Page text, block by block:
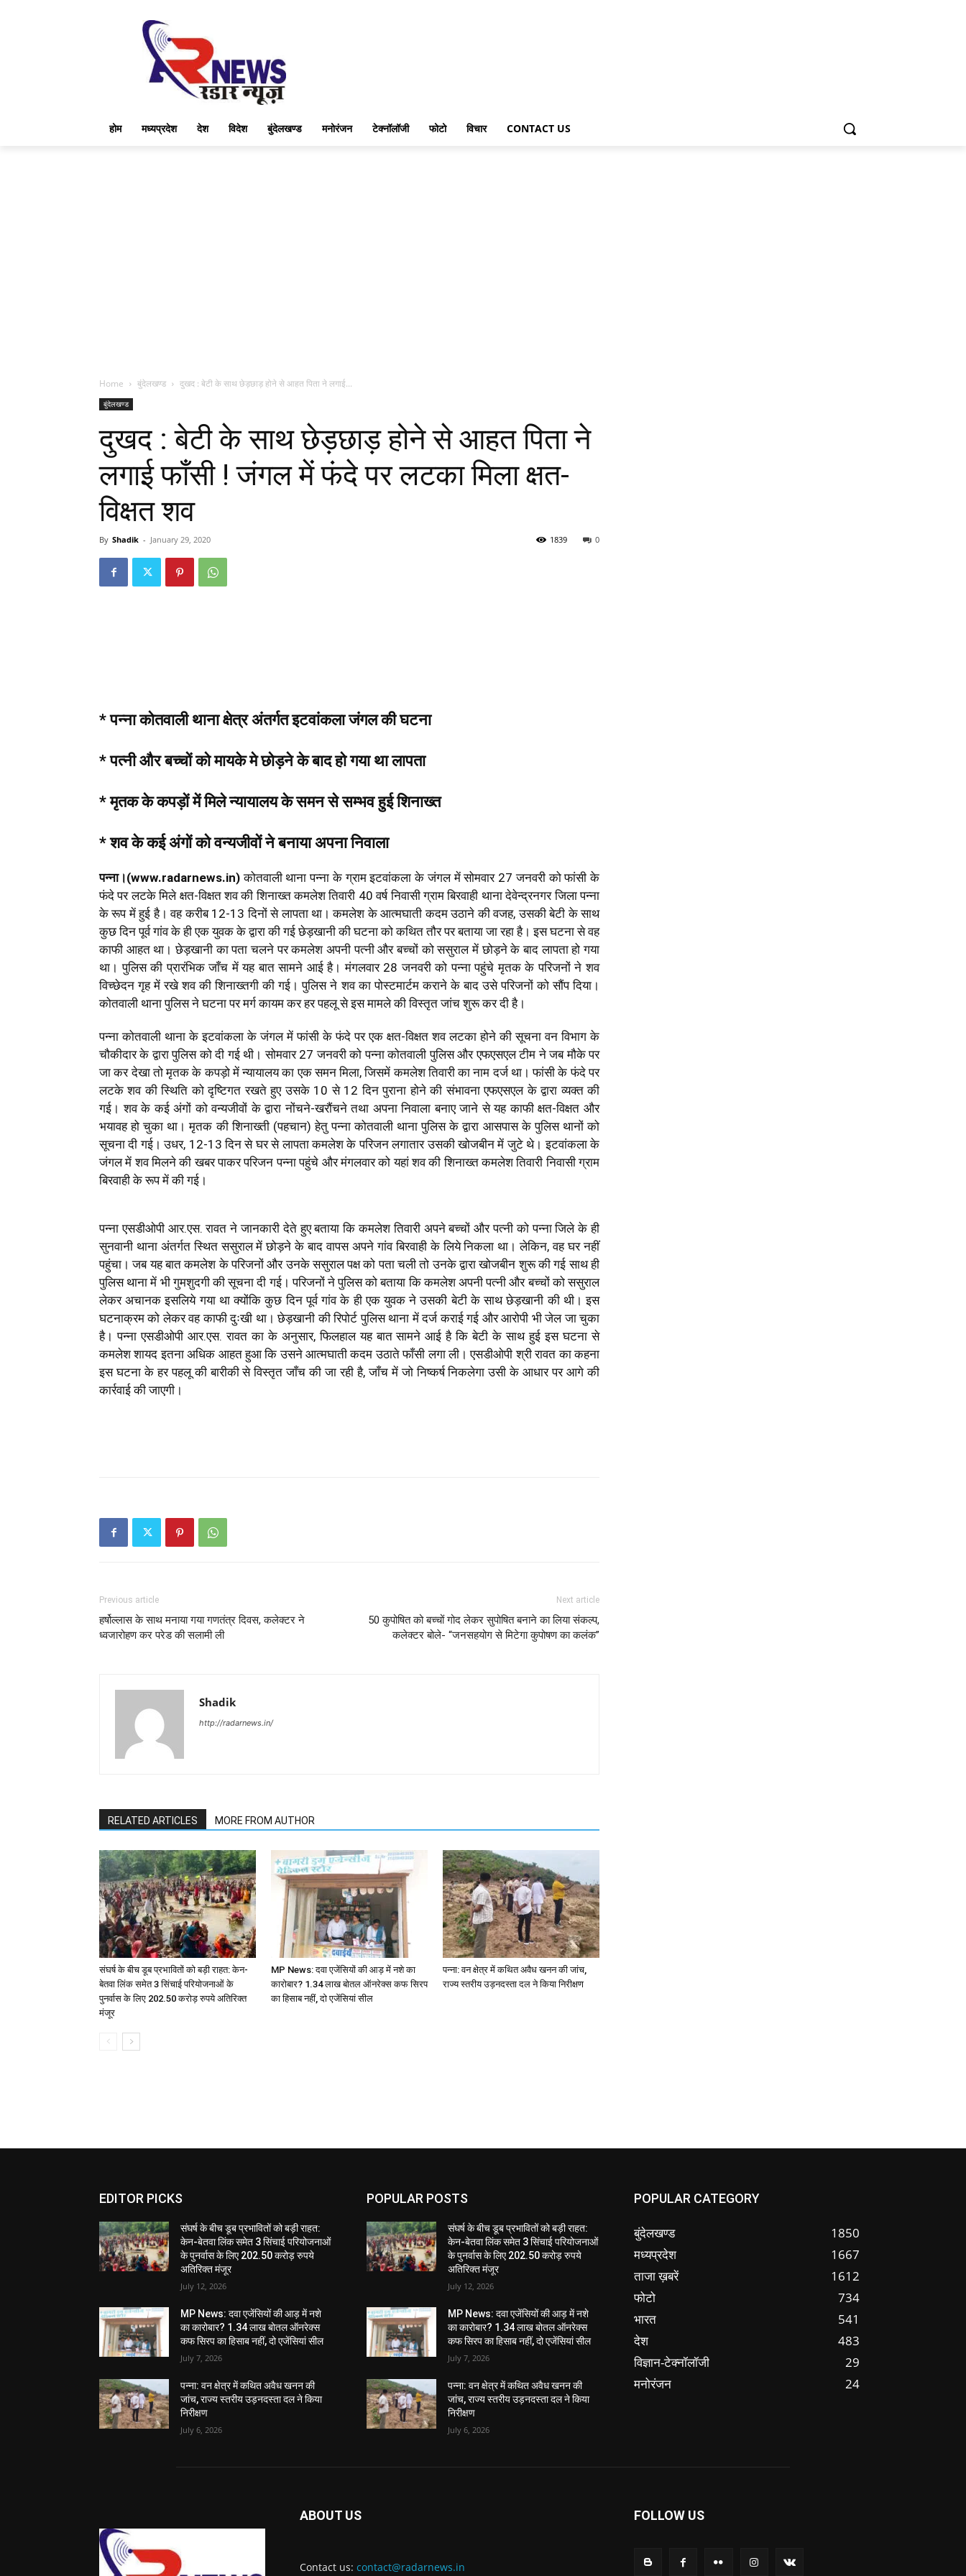
होम मध्यप्रदेश देश विदेश बुंदेलखण्ड मनोरंजन टेक्नॉलॉजी फोटो विचार CONTACT US
Home बुंदेलखण्ड दुखद : बेटी के साथ छेड़छाड़ होने से आहत पिता ने लगाई...
बुंदेलखण्ड
दुखद : बेटी के साथ छेड़छाड़ होने से आहत पिता ने
लगाई फाँसी ! जंगल में फंदे पर लटका मिला क्षत-
विक्षत शव
By Shadik - January 29, 2020 0
1839
* पन्ना कोतवाली थाना क्षेत्र अंतर्गत इटवांकला जंगल की घटना
* पत्नी और बच्चों को मायके मे छोड़ने के बाद हो गया था लापता
* मृतक के कपड़ों में मिले न्यायालय के समन से सम्भव हुई शिनाख्त
* शव के कई अंगों को वन्यजीवों ने बनाया अपना निवाला
पन्ना।(www.radarnews.in) कोतवाली थाना पन्ना के ग्राम इटवांकला के जंगल में सोमवार 27 जनवरी को फांसी के
फंदे पर लटके मिले क्षत-विक्षत शव की शिनाख्त कमलेश तिवारी 40 वर्ष निवासी ग्राम बिरवाही थाना देवेन्द्रनगर जिला पन्ना
के रूप में हुई है। वह करीब 12-13 दिनों से लापता था। कमलेश के आत्मघाती कदम उठाने की वजह, उसकी बेटी के साथ
कुछ दिन पूर्व गांव के ही एक युवक के द्वारा की गई छेड़खानी की घटना को कथित तौर पर बताया जा रहा है। इस घटना से वह
काफी आहत था। छेड़खानी का पता चलने पर कमलेश अपनी पत्नी और बच्चों को ससुराल में छोड़ने के बाद लापता हो गया
था। पुलिस की प्रारंभिक जाँच में यह बात सामने आई है। मंगलवार 28 जनवरी को पन्ना पहुंचे मृतक के परिजनों ने शव
विच्छेदन गृह में रखे शव की शिनाख्तगी की गई। पुलिस ने शव का पोस्टमार्टम कराने के बाद उसे परिजनों को सौंप दिया।
कोतवाली थाना पुलिस ने घटना पर मर्ग कायम कर हर पहलू से इस मामले की विस्तृत जांच शुरू कर दी है।
पन्ना कोतवाली थाना के इटवांकला के जंगल में फांसी के फंदे पर एक क्षत-विक्षत शव लटका होने की सूचना वन विभाग के
चौकीदार के द्वारा पुलिस को दी गई थी। सोमवार 27 जनवरी को पन्ना कोतवाली पुलिस और एफएसएल टीम ने जब मौके पर
जा कर देखा तो मृतक के कपड़ो में न्यायालय का एक समन मिला, जिसमें कमलेश तिवारी का नाम दर्ज था। फांसी के फंदे पर
लटके शव की स्थिति को दृष्टिगत रखते हुए उसके 10 से 12 दिन पुराना होने की संभावना एफएसएल के द्वारा व्यक्त की
गई। शव के कई अंगों को वन्यजीवों के द्वारा नोंचने-खरौंचने तथा अपना निवाला बनाए जाने से यह काफी क्षत-विक्षत और
भयावह हो चुका था। मृतक की शिनाख्ती (पहचान) हेतु पन्ना कोतवाली थाना पुलिस के द्वारा आसपास के पुलिस थानों को
सूचना दी गई। उधर, 12-13 दिन से घर से लापता कमलेश के परिजन लगातार उसकी खोजबीन में जुटे थे। इटवांकला के
जंगल में शव मिलने की खबर पाकर परिजन पन्ना पहुंचे और मंगलवार को यहां शव की शिनाख्त कमलेश तिवारी निवासी ग्राम
बिरवाही के रूप में की गई।
पन्ना एसडीओपी आर.एस. रावत ने जानकारी देते हुए बताया कि कमलेश तिवारी अपने बच्चों और पत्नी को पन्ना जिले के ही
सुनवानी थाना अंतर्गत स्थित ससुराल में छोड़ने के बाद वापस अपने गांव बिरवाही के लिये निकला था। लेकिन, वह घर नहीं
पहुंचा। जब यह बात कमलेश के परिजनों और उनके ससुराल पक्ष को पता चली तो उनके द्वारा खोजबीन शुरू की गई साथ ही
पुलिस थाना में भी गुमशुदगी की सूचना दी गई। परिजनों ने पुलिस को बताया कि कमलेश अपनी पत्नी और बच्चों को ससुराल
लेकर अचानक इसलिये गया था क्योंकि कुछ दिन पूर्व गांव के ही एक युवक ने उसकी बेटी के साथ छेड़खानी की थी। इस
घटनाक्रम को लेकर वह काफी दुःखी था। छेड़खानी की रिपोर्ट पुलिस थाना में दर्ज कराई गई और आरोपी भी जेल जा चुका
है। पन्ना एसडीओपी आर.एस. रावत का के अनुसार, फिलहाल यह बात सामने आई है कि बेटी के साथ हुई इस घटना से
कमलेश शायद इतना अधिक आहत हुआ कि उसने आत्मघाती कदम उठाते फाँसी लगा ली। एसडीओपी श्री रावत का कहना
इस घटना के हर पहलू की बारीकी से विस्तृत जाँच की जा रही है, जाँच में जो निष्कर्ष निकलेगा उसी के आधार पर आगे की
कार्रवाई की जाएगी।
Previous article
हर्षोल्लास के साथ मनाया गया गणतंत्र दिवस, कलेक्टर ने
ध्वजारोहण कर परेड की सलामी ली
Next article
50 कुपोषित को बच्चों गोद लेकर सुपोषित बनाने का लिया संकल्प,
कलेक्टर बोले- “जनसहयोग से मिटेगा कुपोषण का कलंक”
Shadik
http://radarnews.in/
RELATED ARTICLES MORE FROM AUTHOR
संघर्ष के बीच डूब प्रभावितों को बड़ी राहत: केन-
बेतवा लिंक समेत 3 सिंचाई परियोजनाओं के
पुनर्वास के लिए 202.50 करोड़ रुपये अतिरिक्त
मंजूर
MP News: दवा एजेंसियों की आड़ में नशे का
कारोबार? 1.34 लाख बोतल ऑनरेक्स कफ सिरप
का हिसाब नहीं, दो एजेंसियां सील
पन्ना: वन क्षेत्र में कथित अवैध खनन की जांच,
राज्य स्तरीय उड़नदस्ता दल ने किया निरीक्षण
EDITOR PICKS
संघर्ष के बीच डूब प्रभावितों को बड़ी राहत:
केन-बेतवा लिंक समेत 3 सिंचाई परियोजनाओं
के पुनर्वास के लिए 202.50 करोड़ रुपये
अतिरिक्त मंजूर
July 12, 2026
MP News: दवा एजेंसियों की आड़ में नशे
का कारोबार? 1.34 लाख बोतल ऑनरेक्स
कफ सिरप का हिसाब नहीं, दो एजेंसियां सील
July 7, 2026
पन्ना: वन क्षेत्र में कथित अवैध खनन की
जांच, राज्य स्तरीय उड़नदस्ता दल ने किया
निरीक्षण
July 6, 2026
POPULAR POSTS
संघर्ष के बीच डूब प्रभावितों को बड़ी राहत:
केन-बेतवा लिंक समेत 3 सिंचाई परियोजनाओं
के पुनर्वास के लिए 202.50 करोड़ रुपये
अतिरिक्त मंजूर
July 12, 2026
MP News: दवा एजेंसियों की आड़ में नशे
का कारोबार? 1.34 लाख बोतल ऑनरेक्स
कफ सिरप का हिसाब नहीं, दो एजेंसियां सील
July 7, 2026
पन्ना: वन क्षेत्र में कथित अवैध खनन की
जांच, राज्य स्तरीय उड़नदस्ता दल ने किया
निरीक्षण
July 6, 2026
POPULAR CATEGORY
बुंदेलखण्ड
1850
मध्यप्रदेश
1667
ताजा ख़बरें
1612
फोटो
734
भारत
541
देश
483
विज्ञान-टेक्नॉलॉजी
29
मनोरंजन
24
ABOUT US
Contact us: contact@radarnews.in
FOLLOW US